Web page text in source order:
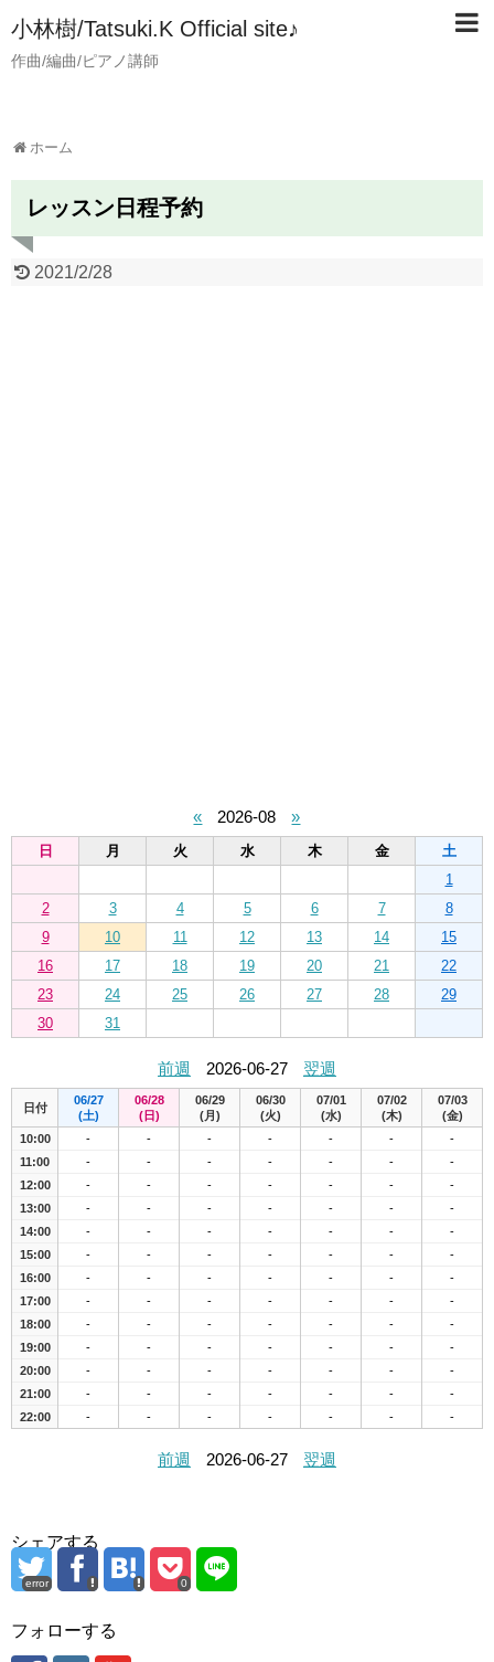
小林樹/Tatsuki.K Official site♪
作曲/編曲/ピアノ講師
ホーム
レッスン日程予約
2021/2/28
« 2026-08 »
日 月 火 水 木 金
土
1
2
3 4 5 6 7
8
9
10 11 12 13 14
15
16
17 18 19 20 21
22
23
24 25 26 27 28
29
30
31
前週 2026-06-27 翌週
日付
06/27
(土)
06/28
(日)
06/29
(月)
06/30
(火)
07/01
(水)
07/02
(木)
07/03
(金)
10:00
- - - - - -
-
11:00
- - - - - -
-
12:00
- - - - - -
-
13:00
- - - - - -
-
14:00
- - - - - -
-
15:00
- - - - - -
-
16:00
- - - - - -
-
17:00
- - - - - -
-
18:00
- - - - - -
-
19:00
- - - - - -
-
20:00
- - - - - -
-
21:00
- - - - - -
-
22:00
- - - - - - -
前週 2026-06-27 翌週
シェアする
error 0
フォローする